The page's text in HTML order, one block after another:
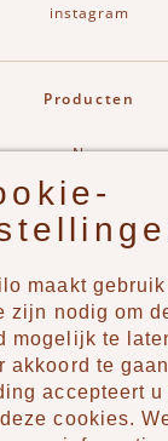
instagram
Producten
New
Jongens
Meisjes
Merken
Pudilo
maakt
zijn nodig om
mogelijk te
akkoord te
accepteert
cookies.